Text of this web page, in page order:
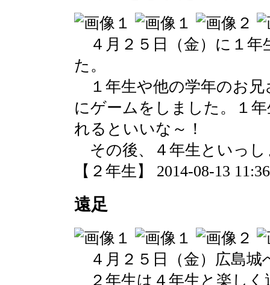
４月２５日（金）に１年
た。
１年生や他の学年のお
にゲームをしました。１
れるといいな～！
その後、４年生といっし
【２年生】 2014-08-13
遠足
４月２５日（金）広島城
２年生は４年生と楽し